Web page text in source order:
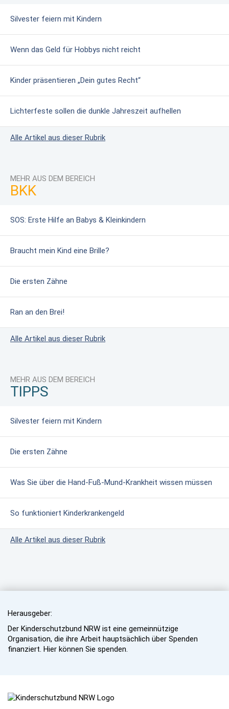
Silvester feiern mit Kindern
Wenn das Geld für Hobbys nicht reicht
Kinder präsentieren „Dein gutes Recht“
Lichterfeste sollen die dunkle Jahreszeit aufhellen
Alle Artikel aus dieser Rubrik
MEHR AUS DEM BEREICH
BKK
SOS: Erste Hilfe an Babys & Kleinkindern
Braucht mein Kind eine Brille?
Die ersten Zähne
Ran an den Brei!
Alle Artikel aus dieser Rubrik
MEHR AUS DEM BEREICH
TIPPS
Silvester feiern mit Kindern
Die ersten Zähne
Was Sie über die Hand-Fuß-Mund-Krankheit wissen müssen
So funktioniert Kinderkrankengeld
Alle Artikel aus dieser Rubrik
Herausgeber:
Der Kinderschutzbund NRW ist eine gemeinnützige
Organisation, die ihre Arbeit hauptsächlich über Spenden
finanziert. Hier können Sie spenden.